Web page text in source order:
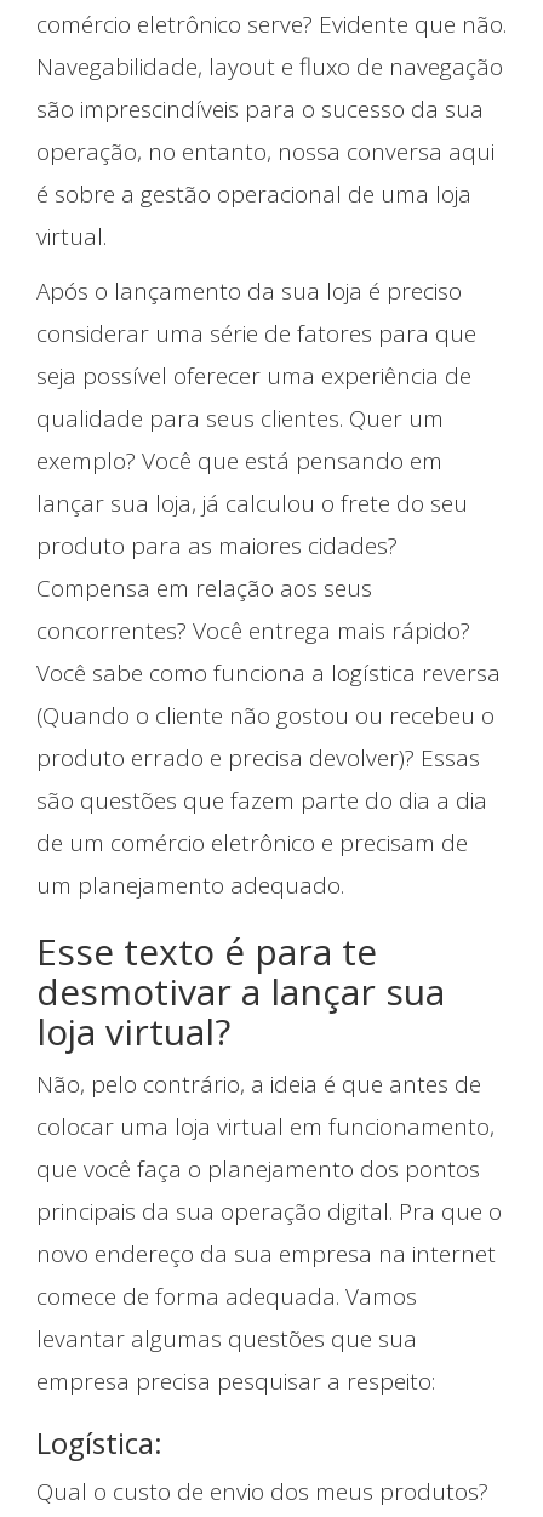
comércio eletrônico serve? Evidente que não.
Navegabilidade, layout e fluxo de navegação
são imprescindíveis para o sucesso da sua
operação, no entanto, nossa conversa aqui
é sobre a gestão operacional de uma loja
virtual.
Após o lançamento da sua loja é preciso
considerar uma série de fatores para que
seja possível oferecer uma experiência de
qualidade para seus clientes. Quer um
exemplo? Você que está pensando em
lançar sua loja, já calculou o frete do seu
produto para as maiores cidades?
Compensa em relação aos seus
concorrentes? Você entrega mais rápido?
Você sabe como funciona a logística reversa
(Quando o cliente não gostou ou recebeu o
produto errado e precisa devolver)? Essas
são questões que fazem parte do dia a dia
de um comércio eletrônico e precisam de
um planejamento adequado.
Esse texto é para te
desmotivar a lançar sua
loja virtual?
Não, pelo contrário, a ideia é que antes de
colocar uma loja virtual em funcionamento,
que você faça o planejamento dos pontos
principais da sua operação digital. Pra que o
novo endereço da sua empresa na internet
comece de forma adequada. Vamos
levantar algumas questões que sua
empresa precisa pesquisar a respeito:
Logística:
Qual o custo de envio dos meus produtos?